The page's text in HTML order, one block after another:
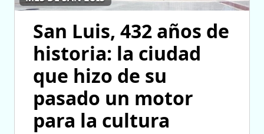
San Luis, 432 años de
historia: la ciudad
que hizo de su
pasado un motor
para la cultura